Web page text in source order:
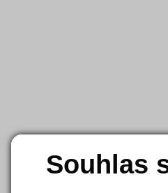
Souhlas